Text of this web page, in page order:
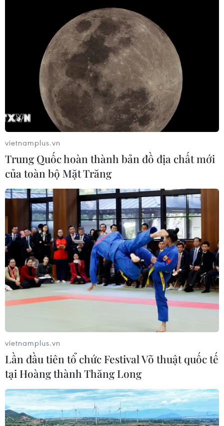
vietnamplus.vn
Trung Quốc hoàn thành bản đồ địa chất mới
của toàn bộ Mặt Trăng
vietnamplus.vn
Lần đầu tiên tổ chức Festival Võ thuật quốc tế
tại Hoàng thành Thăng Long